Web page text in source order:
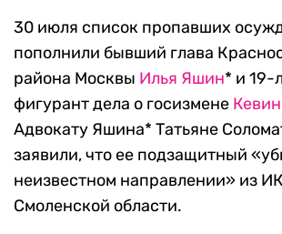
30 июля список пропавших
пополнили бывший глава
района Москвы Илья Яшин* и 19-
фигурант дела о госизмене
Адвокату Яшина* Татьяне
заявили, что ее подзащитный
неизвестном направлении» из
Смоленской области.